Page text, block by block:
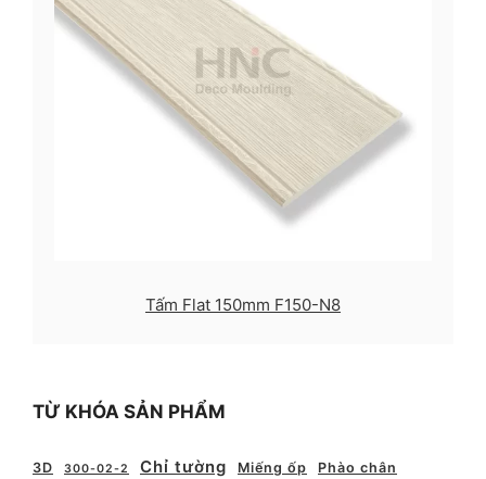
Tấm Flat 150mm F150-N8
TỪ KHÓA SẢN PHẨM
3D 300-02-2 Chỉ tường Miếng ốp Phào chân